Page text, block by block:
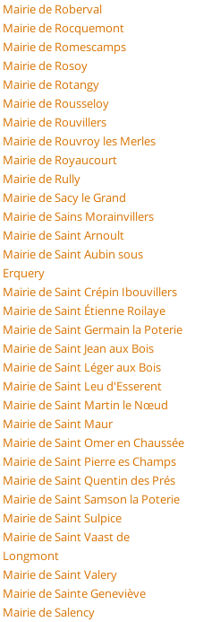
Mairie de Roberval
Mairie de Rocquemont
Mairie de Romescamps
Mairie de Rosoy
Mairie de Rotangy
Mairie de Rousseloy
Mairie de Rouvillers
Mairie de Rouvroy les Merles
Mairie de Royaucourt
Mairie de Rully
Mairie de Sacy le Grand
Mairie de Sains Morainvillers
Mairie de Saint Arnoult
Mairie de Saint Aubin sous
Erquery
Mairie de Saint Crépin Ibouvillers
Mairie de Saint Étienne Roilaye
Mairie de Saint Germain la Poterie
Mairie de Saint Jean aux Bois
Mairie de Saint Léger aux Bois
Mairie de Saint Leu d'Esserent
Mairie de Saint Martin le Nœud
Mairie de Saint Maur
Mairie de Saint Omer en Chaussée
Mairie de Saint Pierre es Champs
Mairie de Saint Quentin des Prés
Mairie de Saint Samson la Poterie
Mairie de Saint Sulpice
Mairie de Saint Vaast de
Longmont
Mairie de Saint Valery
Mairie de Sainte Geneviève
Mairie de Salency